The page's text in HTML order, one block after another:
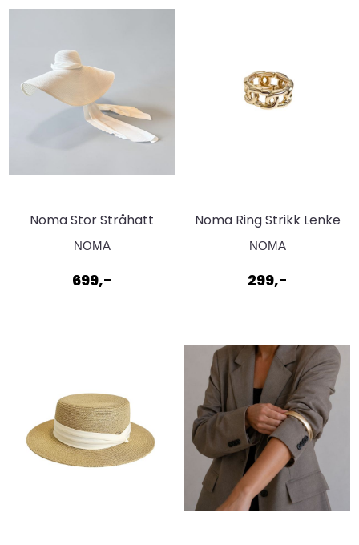
Noma Stor Stråhatt
med båndHvit
NOMA
699,-
Noma Ring Strikk Lenke
Gullfarget
NOMA
299,-